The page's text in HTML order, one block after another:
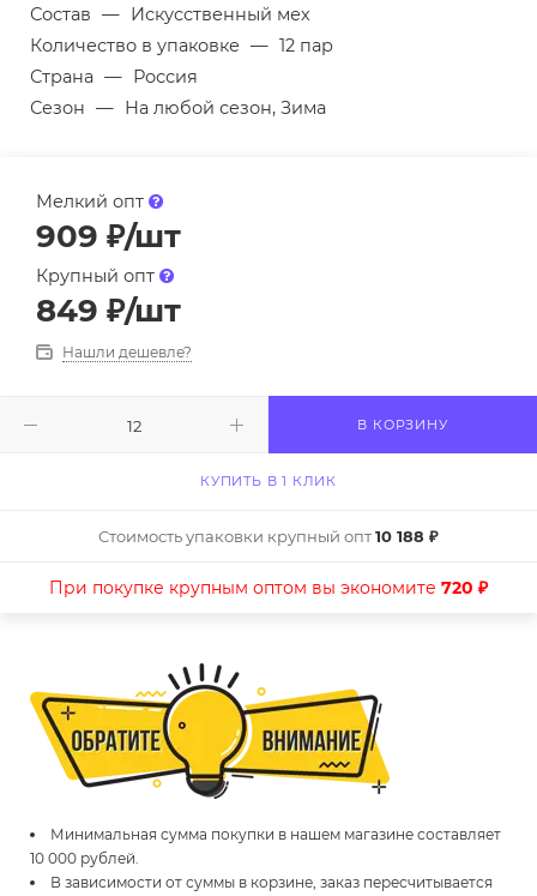
Состав — Искусственный мех
Количество в упаковке — 12 пар
Страна — Россия
Сезон — На любой сезон, Зима
Мелкий опт
909 ₽/шт
Крупный опт
849 ₽/шт
Нашли дешевле?
В КОРЗИНУ
КУПИТЬ В 1 КЛИК
Стоимость упаковки крупный опт10 188 ₽
При покупке крупным оптом вы экономите 720 ₽
Минимальная сумма покупки в нашем магазине составляет
10 000 рублей.
В зависимости от суммы в корзине, заказ пересчитывается